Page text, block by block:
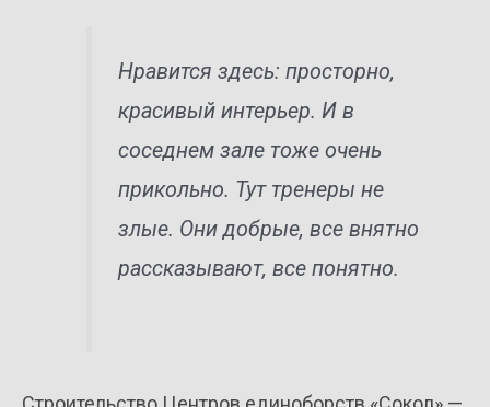
Нравится здесь: просторно,
красивый интерьер. И в
соседнем зале тоже очень
прикольно. Тут тренеры не
злые. Они добрые, все внятно
рассказывают, все понятно.